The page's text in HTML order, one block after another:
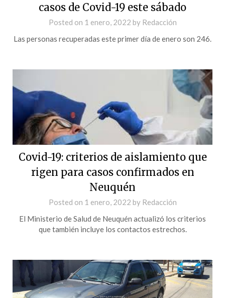
casos de Covid-19 este sábado
Posted on 1 enero, 2022 by Redacción
Las personas recuperadas este primer día de enero son 246.
Covid-19: criterios de aislamiento que
rigen para casos confirmados en
Neuquén
Posted on 1 enero, 2022 by Redacción
El Ministerio de Salud de Neuquén actualizó los criterios
que también incluye los contactos estrechos.